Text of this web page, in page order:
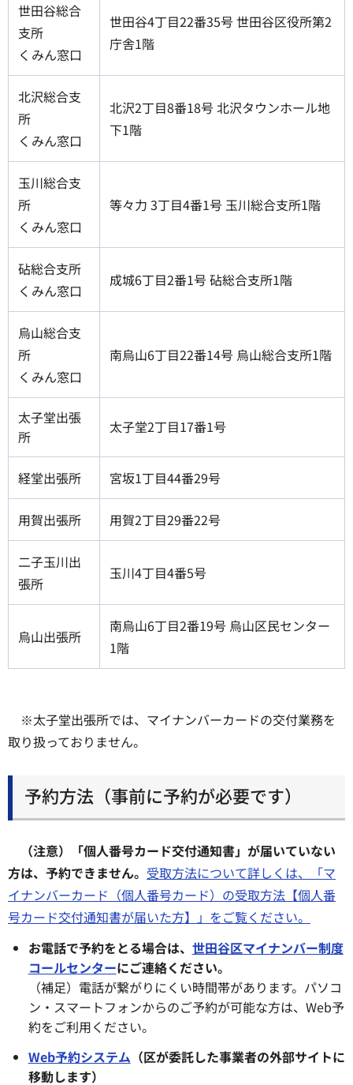
世田谷総合
支所
くみん窓口
世田谷4丁目22番35号 世田谷区役所第2
庁舎1階
北沢総合支
所
くみん窓口
北沢2丁目8番18号 北沢タウンホール地
下1階
玉川総合支
所
くみん窓口
等々力 3丁目4番1号 玉川総合支所1階
砧総合支所
くみん窓口
成城6丁目2番1号 砧総合支所1階
烏山総合支
所
くみん窓口
南烏山6丁目22番14号 烏山総合支所1階
太子堂出張
所
太子堂2丁目17番1号
経堂出張所 宮坂1丁目44番29号
用賀出張所 用賀2丁目29番22号
二子玉川出
張所
玉川4丁目4番5号
烏山出張所
南烏山6丁目2番19号 烏山区民センター
1階
※太子堂出張所では、マイナンバーカードの交付業務を
取り扱っておりません。
予約方法（事前に予約が必要です）
（注意）「個人番号カード交付通知書」が届いていない
方は、予約できません。 受取方法について詳しくは、「マ
イナンバーカード（個人番号カード）の受取方法【個人番
号カード交付通知書が届いた方】」をご覧ください。
お電話で予約をとる場合は、 世田谷区マイナンバー制度
コールセンターにご連絡ください。
（補足）電話が繋がりにくい時間帯があります。パソコ
ン・スマートフォンからのご予約が可能な方は、Web予
約をご利用ください。
Web予約システム （区が委託した事業者の外部サイトに
移動します）